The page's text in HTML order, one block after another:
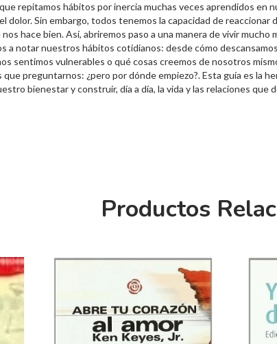
repitamos hábitos por inercia muchas veces aprendidos en
dolor. Sin embargo, todos tenemos la capacidad de reaccionar
hace bien. Así, abriremos paso a una manera de vivir mucho
a notar nuestros hábitos cotidianos: desde cómo
sentimos vulnerables o qué cosas creemos de nosotros
preguntarnos: ¿pero por dónde empiezo?. Esta guía es la
bienestar y construir, día a día, la vida y las relaciones que
Productos